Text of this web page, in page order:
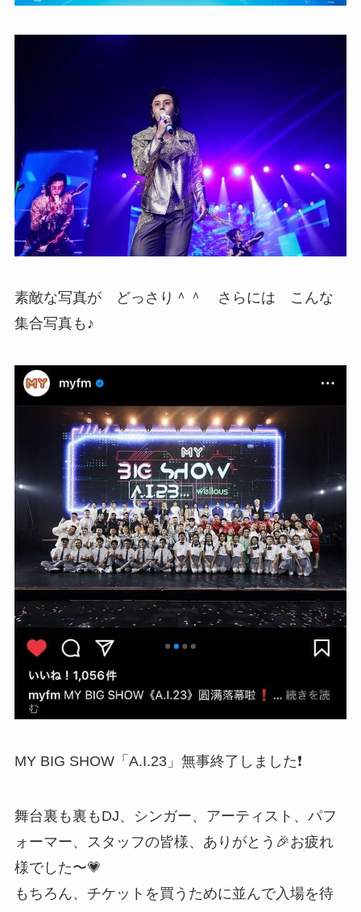
素敵な写真が どっさり＾＾ さらには こんな
集合写真も♪
MY BIG SHOW「A.I.23」無事終了しました❗️
舞台裏も裏もDJ、シンガー、アーティスト、パフ
ォーマー、スタッフの皆様、ありがとう🎉お疲れ
様でした〜💗
もちろん、チケットを買うために並んで入場を待